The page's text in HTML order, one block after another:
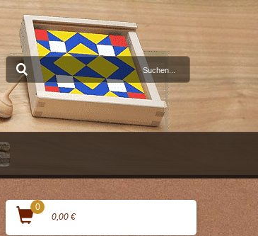
0
0,00 €